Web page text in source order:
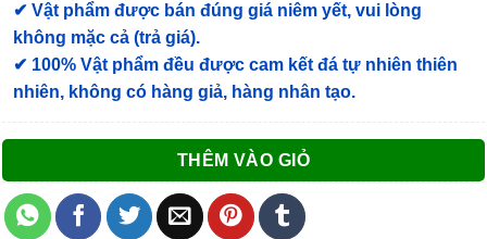
✔ Vật phẩm được bán đúng giá niêm yết, vui lòng
không mặc cả (trả giá).
✔ 100% Vật phẩm đều được cam kết đá tự nhiên thiên
nhiên, không có hàng giả, hàng nhân tạo.
THÊM VÀO GIỎ